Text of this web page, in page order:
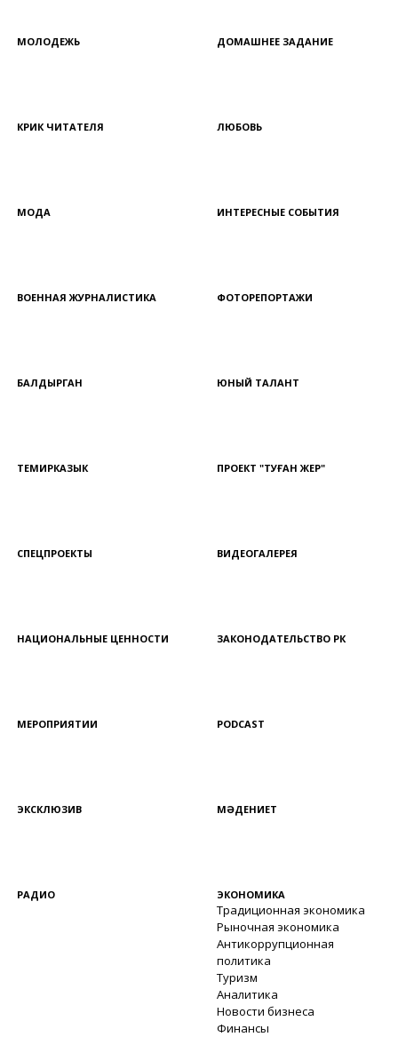
МОЛОДЕЖЬ ДОМАШНЕЕ ЗАДАНИЕ
КРИК ЧИТАТЕЛЯ ЛЮБОВЬ
МОДА ИНТЕРЕСНЫЕ СОБЫТИЯ
ВОЕННАЯ ЖУРНАЛИСТИКА ФОТОРЕПОРТАЖИ
БАЛДЫРГАН ЮНЫЙ ТАЛАНТ
ТЕМИРКАЗЫК ПРОЕКТ "ТУҒАН ЖЕР"
СПЕЦПРОЕКТЫ ВИДЕОГАЛЕРЕЯ
НАЦИОНАЛЬНЫЕ ЦЕННОСТИ ЗАКОНОДАТЕЛЬСТВО РК
МЕРОПРИЯТИИ PODCAST
ЭКСКЛЮЗИВ МӘДЕНИЕТ
РАДИО ЭКОНОМИКА
Традиционная экономика
Рыночная экономика
Антикоррупционная
политика
Туризм
Аналитика
Новости бизнеса
Финансы